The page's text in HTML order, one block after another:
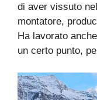
di aver vissuto
montatore,
Ha lavorato
un certo punto,